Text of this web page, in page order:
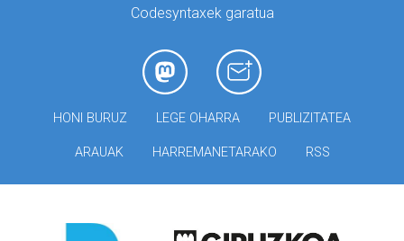
Codesyntaxek garatua
HONI BURUZ LEGE OHARRA PUBLIZITATEA
ARAUAK HARREMANETARAKO RSS